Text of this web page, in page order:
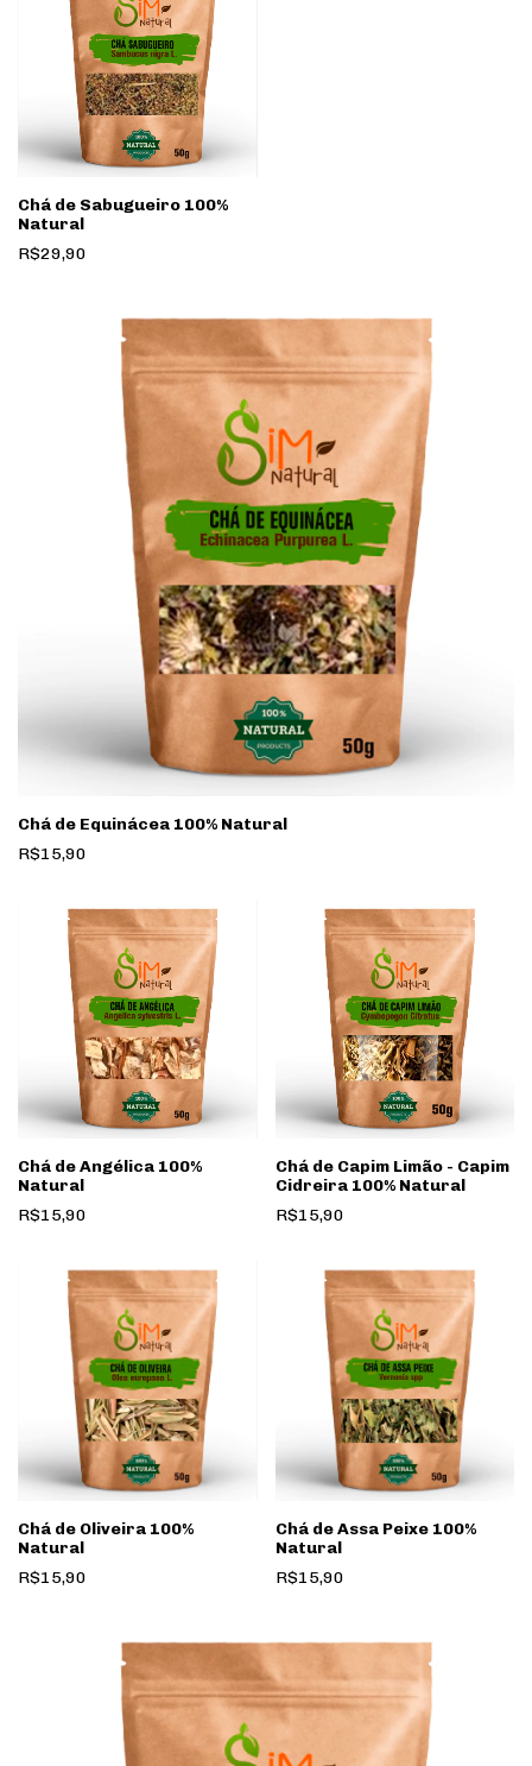
Chá de Sabugueiro 100%
Natural
R$29,90
Chá de Equinácea 100% Natural
R$15,90
Chá de Angélica 100%
Natural
R$15,90
Chá de Capim Limão - Capim
Cidreira 100% Natural
R$15,90
Chá de Oliveira 100%
Natural
R$15,90
Chá de Assa Peixe 100%
Natural
R$15,90